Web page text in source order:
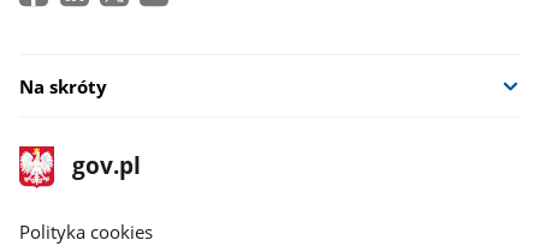
Na skróty
stopka
gov.pl
Strona
gov.pl
gov.pl
Polityka cookies